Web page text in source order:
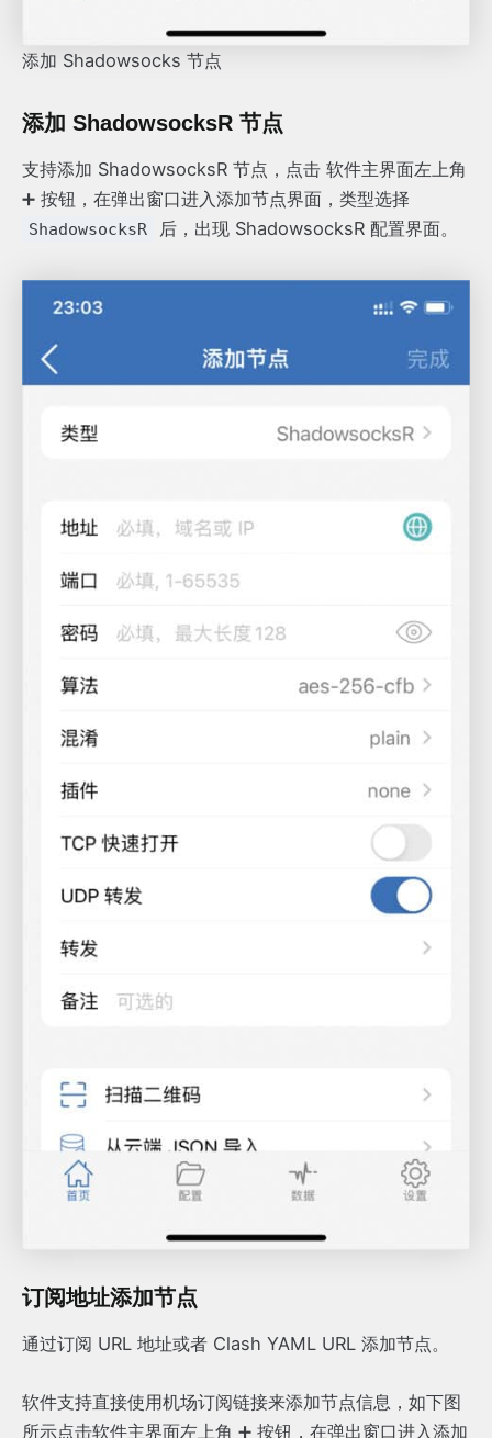
添加 Shadowsocks 节点
添加 ShadowsocksR 节点
支持添加 ShadowsocksR 节点，点击 软件主界面左上角
➕ 按钮，在弹出窗口进入添加节点界面，类型选择
ShadowsocksR 后，出现 ShadowsocksR 配置界面。
订阅地址添加节点
通过订阅 URL 地址或者 Clash YAML URL 添加节点。
软件支持直接使用机场订阅链接来添加节点信息，如下图
所示点击软件主界面左上角 ➕ 按钮，在弹出窗口进入添加